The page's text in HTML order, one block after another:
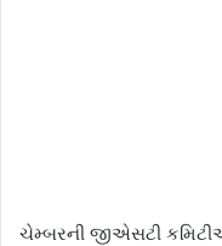
ચેમ્બરની જીએસટી